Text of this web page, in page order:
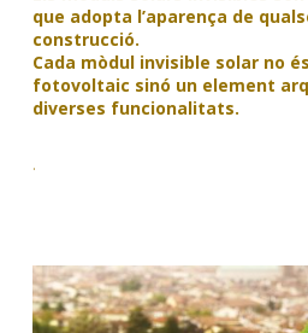
que adopta l’aparença de
construcció.
Cada mòdul invisible solar no
fotovoltaic sinó un element
diverses funcionalitats.
.